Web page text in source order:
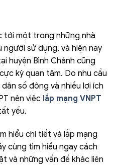
tới một trong những nhà
sử dụng, và hiện nay
huyện Bình Chánh cũng
kỳ quan tâm. Do nhu cầu
số đông và nhiều lợi ích
nên việc lắp mạng VNPT
yếu.
hiểu chi tiết và lắp mạng
cùng tìm hiểu ngay cách
và những vấn đề khác liên